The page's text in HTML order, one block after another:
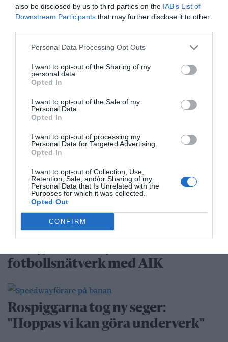
also be disclosed by us to third parties on the IAB’s List of
Downstream Participants that may further disclose it to other
Personal Data Processing Opt Outs
I want to opt-out of the Sharing of my
personal data.
Opted In
I want to opt-out of the Sale of my
Personal Data.
Opted In
I want to opt-out of processing my
Personal Data for Targeted Advertising.
Opted In
I want to opt-out of Collection, Use,
Retention, Sale, and/or Sharing of my
Personal Data that Is Unrelated with the
Purposes for which it was collected.
Opted Out
CONFIRM
Bino Drummond gör comeback -
tar plats i styrelse
Säkerhetslösningar i Norrtälje – allt
fler väljer inbrottslarm,
kameraövervakning och passersystem
Sport
Rospiggarna laddar för
hemmamatch mot serieledarna
fotbollsnätverk med AIK
Rospiggarna tog ny seger:
"Hoppas vi kan göra underverk"